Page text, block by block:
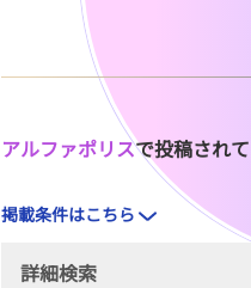
アルファポリスで投稿され
掲載条件はこちら
詳細検索